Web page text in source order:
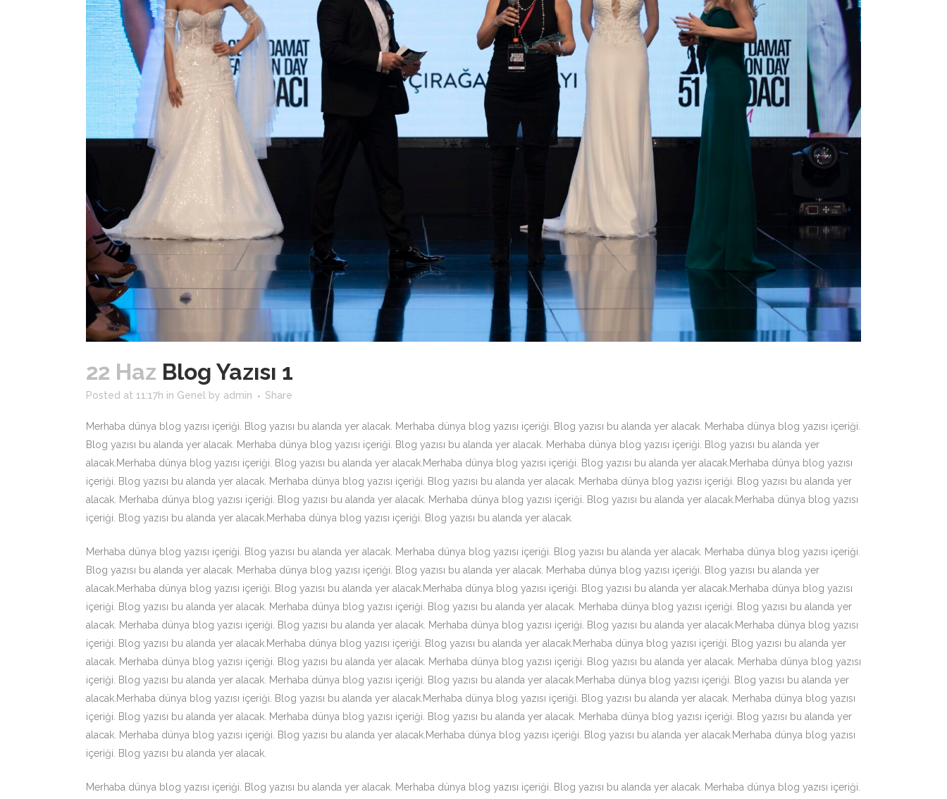
22 Haz Blog Yazısı 1
Posted at 11:17h in Genel by admin Share
Merhaba dünya blog yazısı içeriği. Blog yazısı bu alanda yer alacak. Merhaba dünya blog yazısı içeriği. Blog yazısı bu alanda yer alacak. Merhaba dünya blog yazısı içeriği.
Blog yazısı bu alanda yer alacak. Merhaba dünya blog yazısı içeriği. Blog yazısı bu alanda yer alacak. Merhaba dünya blog yazısı içeriği. Blog yazısı bu alanda yer
alacak.Merhaba dünya blog yazısı içeriği. Blog yazısı bu alanda yer alacak.Merhaba dünya blog yazısı içeriği. Blog yazısı bu alanda yer alacak.Merhaba dünya blog yazısı
içeriği. Blog yazısı bu alanda yer alacak. Merhaba dünya blog yazısı içeriği. Blog yazısı bu alanda yer alacak. Merhaba dünya blog yazısı içeriği. Blog yazısı bu alanda yer
alacak. Merhaba dünya blog yazısı içeriği. Blog yazısı bu alanda yer alacak. Merhaba dünya blog yazısı içeriği. Blog yazısı bu alanda yer alacak.Merhaba dünya blog yazısı
içeriği. Blog yazısı bu alanda yer alacak.Merhaba dünya blog yazısı içeriği. Blog yazısı bu alanda yer alacak.
Merhaba dünya blog yazısı içeriği. Blog yazısı bu alanda yer alacak. Merhaba dünya blog yazısı içeriği. Blog yazısı bu alanda yer alacak. Merhaba dünya blog yazısı içeriği.
Blog yazısı bu alanda yer alacak. Merhaba dünya blog yazısı içeriği. Blog yazısı bu alanda yer alacak. Merhaba dünya blog yazısı içeriği. Blog yazısı bu alanda yer
alacak.Merhaba dünya blog yazısı içeriği. Blog yazısı bu alanda yer alacak.Merhaba dünya blog yazısı içeriği. Blog yazısı bu alanda yer alacak.Merhaba dünya blog yazısı
içeriği. Blog yazısı bu alanda yer alacak. Merhaba dünya blog yazısı içeriği. Blog yazısı bu alanda yer alacak. Merhaba dünya blog yazısı içeriği. Blog yazısı bu alanda yer
alacak. Merhaba dünya blog yazısı içeriği. Blog yazısı bu alanda yer alacak. Merhaba dünya blog yazısı içeriği. Blog yazısı bu alanda yer alacak.Merhaba dünya blog yazısı
içeriği. Blog yazısı bu alanda yer alacak.Merhaba dünya blog yazısı içeriği. Blog yazısı bu alanda yer alacak.Merhaba dünya blog yazısı içeriği. Blog yazısı bu alanda yer
alacak. Merhaba dünya blog yazısı içeriği. Blog yazısı bu alanda yer alacak. Merhaba dünya blog yazısı içeriği. Blog yazısı bu alanda yer alacak. Merhaba dünya blog yazısı
içeriği. Blog yazısı bu alanda yer alacak. Merhaba dünya blog yazısı içeriği. Blog yazısı bu alanda yer alacak.Merhaba dünya blog yazısı içeriği. Blog yazısı bu alanda yer
alacak.Merhaba dünya blog yazısı içeriği. Blog yazısı bu alanda yer alacak.Merhaba dünya blog yazısı içeriği. Blog yazısı bu alanda yer alacak. Merhaba dünya blog yazısı
içeriği. Blog yazısı bu alanda yer alacak. Merhaba dünya blog yazısı içeriği. Blog yazısı bu alanda yer alacak. Merhaba dünya blog yazısı içeriği. Blog yazısı bu alanda yer
alacak. Merhaba dünya blog yazısı içeriği. Blog yazısı bu alanda yer alacak.Merhaba dünya blog yazısı içeriği. Blog yazısı bu alanda yer alacak.Merhaba dünya blog yazısı
içeriği. Blog yazısı bu alanda yer alacak.
Merhaba dünya blog yazısı içeriği. Blog yazısı bu alanda yer alacak. Merhaba dünya blog yazısı içeriği. Blog yazısı bu alanda yer alacak. Merhaba dünya blog yazısı içeriği.